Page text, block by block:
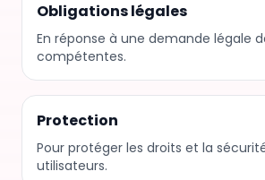
Obligations légales
En réponse à une demande légale
compétentes.
Protection
Pour protéger les droits et la
utilisateurs.